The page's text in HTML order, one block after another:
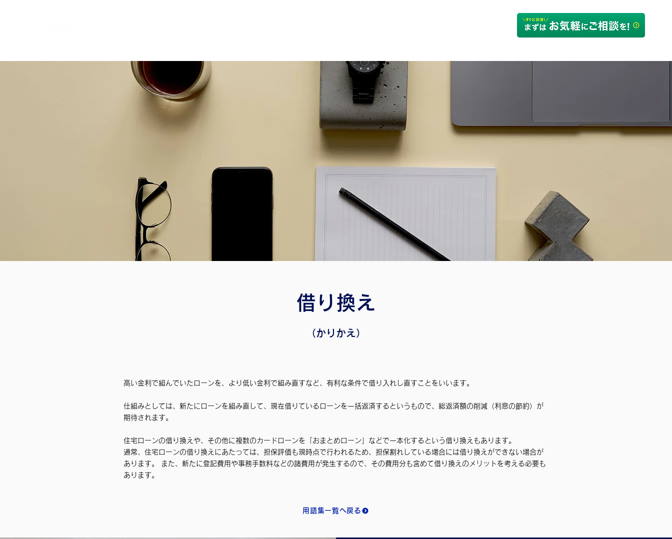
借り換え
（かりかえ）
高い金利で組んでいたローンを、より低い金利で組み直すなど、有利な条件で借り入れし直すことをいいます。
仕組みとしては、新たにローンを組み直して、現在借りているローンを一括返済するというもので、総返済額の削減（利息の節約）が
期待されます。
住宅ローンの借り換えや、その他に複数のカードローンを「おまとめローン」などで一本化するという借り換えもあります。
通常、住宅ローンの借り換えにあたっては、担保評価も現時点で行われるため、担保割れしている場合には借り換えができない場合が
あります。 また、新たに登記費用や事務手数料などの諸費用が発生するので、その費用分も含めて借り換えのメリットを考える必要も
あります。
用語集一覧へ戻る